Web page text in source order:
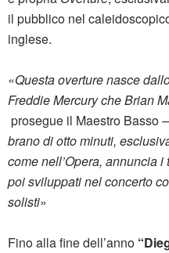
il pubblico nel
inglese.
«Questa overture nasce
Freddie Mercury che Brian
prosegue il Maestro Basso
brano di otto minuti,
come nell’Opera, annuncia
poi sviluppati nel concerto
solisti»
Fino alla fine dell’anno